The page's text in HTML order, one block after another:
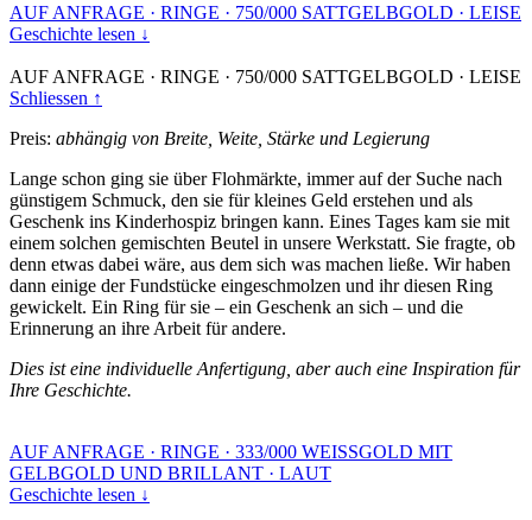
AUF ANFRAGE · RINGE · 750/000 SATTGELBGOLD · LEISE
Geschichte lesen ↓
AUF ANFRAGE · RINGE · 750/000 SATTGELBGOLD · LEISE
Schliessen ↑
Preis: abhängig von Breite, Weite, Stärke und Legierung
Lange schon ging sie über Flohmärkte, immer auf der Suche nach
günstigem Schmuck, den sie für kleines Geld erstehen und als
Geschenk ins Kinderhospiz bringen kann. Eines Tages kam sie mit
einem solchen gemischten Beutel in unsere Werkstatt. Sie fragte, ob
denn etwas dabei wäre, aus dem sich was machen ließe. Wir haben
dann einige der Fundstücke eingeschmolzen und ihr diesen Ring
gewickelt. Ein Ring für sie – ein Geschenk an sich – und die
Erinnerung an ihre Arbeit für andere.
Dies ist eine individuelle Anfertigung, aber auch eine Inspiration für
Ihre Geschichte.
AUF ANFRAGE · RINGE · 333/000 WEISSGOLD MIT
GELBGOLD UND BRILLANT · LAUT
Geschichte lesen ↓